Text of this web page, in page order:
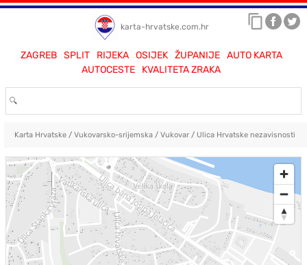
karta-hrvatske.com.hr
ZAGREB SPLIT RIJEKA OSIJEK ŽUPANIJE
AUTO KARTA
AUTOCESTE
KVALITETA ZRAKA
Karta Hrvatske/ Vukovarsko-srijemska/ Vukovar/ Ulica Hrvatske nezavisnosti